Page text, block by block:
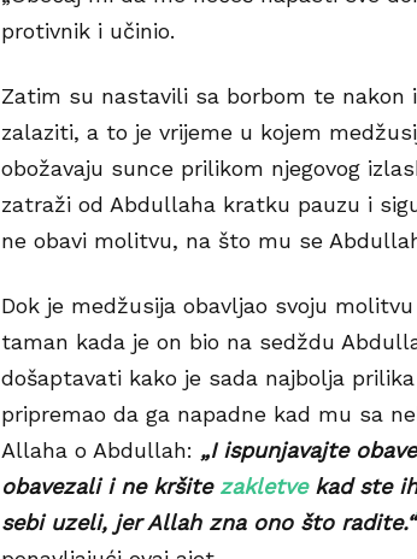
protivnik i učinio.
Zatim su nastavili sa borbom te nakon
zalaziti, a to je vrijeme u kojem
obožavaju sunce prilikom njegovog
zatraži od Abdullaha kratku pauzu i
ne obavi molitvu, na što mu se
Dok je medžusija obavljao svoju
taman kada je on bio na sedždu
došaptavati kako je sada najbolja
pripremao da ga napadne kad mu sa
Allaha o Abdullah: „I ispunjavajte
obavezali i ne kršite zakletvekad ste
sebi uzeli, jer Allah zna ono što radite.“